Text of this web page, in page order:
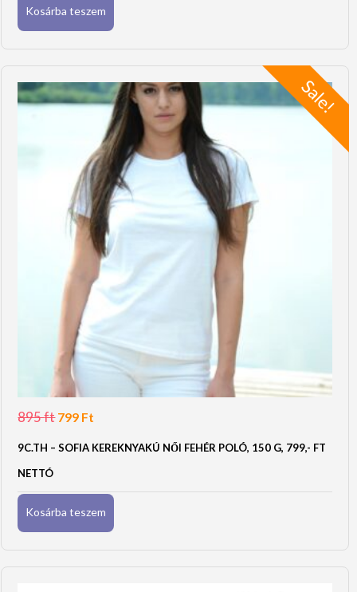
Kosárba teszem
895ftOriginal
was:
799 Ft
is:
9C.TH – SOFIA KEREKNYAKÚ NŐI FEHÉR POLÓ, 150 G, 799,- FT
NETTÓ
Kosárba teszem